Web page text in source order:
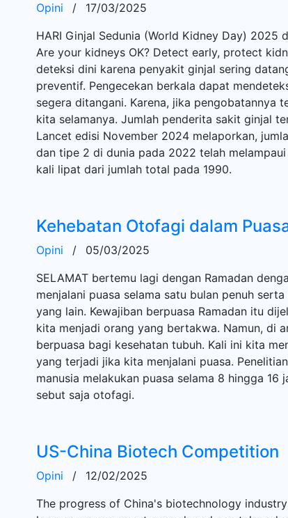
Opini /
17/03/2025
HARI Ginjal Sedunia (World Kidney Day) 2025
Are your kidneys OK? Detect early, protect
deteksi dini karena penyakit ginjal sering
preventif. Pengecekan berkala dapat
segera ditangani. Karena, jika pengobatannya
kita selamanya. Jumlah penderita sakit ginjal
Lancet edisi November 2024 melaporkan,
dan tipe 2 di dunia pada 2022 telah
kali lipat dari jumlah total pada 1990.
Kehebatan Otofagi dalam
Opini /
05/03/2025
SELAMAT bertemu lagi dengan Ramadan
menjalani puasa selama satu bulan penuh
yang lain. Kewajiban berpuasa Ramadan itu
kita menjadi orang yang bertakwa. Namun, di
berpuasa bagi kesehatan tubuh. Kali ini kita
yang terjadi jika kita menjalani puasa.
manusia melakukan puasa selama 8 hingga
sebut saja otofagi.
US-China Biotech Competition
Opini /
12/02/2025
The progress of China's biotechnology